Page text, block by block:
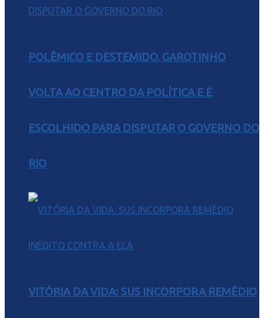
POLÊMICO E DESTEMIDO, GAROTINHO
VOLTA AO CENTRO DA POLÍTICA E É
ESCOLHIDO PARA DISPUTAR O GOVERNO DO
RIO
VITÓRIA DA VIDA: SUS INCORPORA REMÉDIO